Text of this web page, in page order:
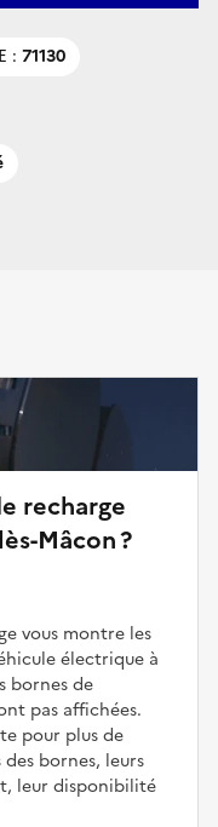
: 71130
recharge
Mâcon ?
vous montre les
électrique à
bornes de
pas affichées.
pour plus de
bornes, leurs
leur disponibilité